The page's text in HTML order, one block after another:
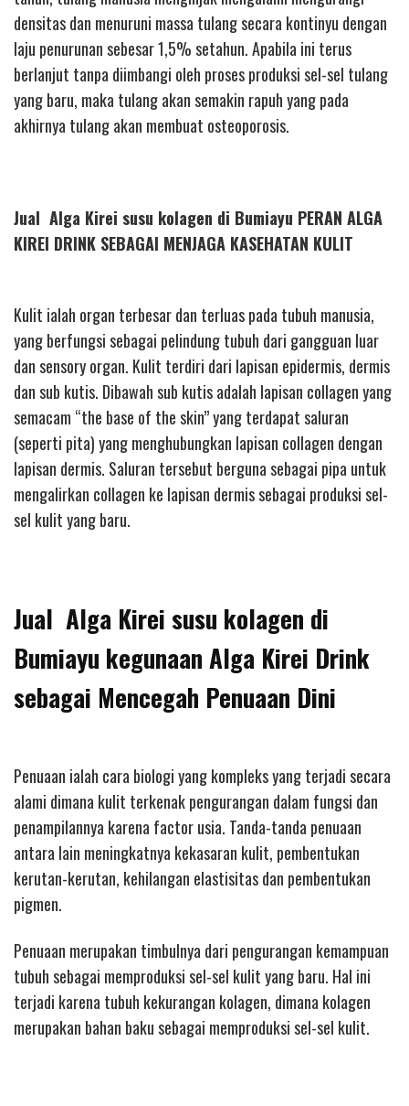
densitas dan menuruni massa tulang secara kontinyu dengan
laju penurunan sebesar 1,5% setahun. Apabila ini terus
berlanjut tanpa diimbangi oleh proses produksi sel-sel tulang
yang baru, maka tulang akan semakin rapuh yang pada
akhirnya tulang akan membuat osteoporosis.
Jual Alga Kirei susu kolagen di Bumiayu PERAN ALGA
KIREI DRINK SEBAGAI MENJAGA KASEHATAN KULIT
Kulit ialah organ terbesar dan terluas pada tubuh manusia,
yang berfungsi sebagai pelindung tubuh dari gangguan luar
dan sensory organ. Kulit terdiri dari lapisan epidermis, dermis
dan sub kutis. Dibawah sub kutis adalah lapisan collagen yang
semacam “the base of the skin” yang terdapat saluran
(seperti pita) yang menghubungkan lapisan collagen dengan
lapisan dermis. Saluran tersebut berguna sebagai pipa untuk
mengalirkan collagen ke lapisan dermis sebagai produksi sel-
sel kulit yang baru.
Jual Alga Kirei susu kolagen di
Bumiayu kegunaan Alga Kirei Drink
sebagai Mencegah Penuaan Dini
Penuaan ialah cara biologi yang kompleks yang terjadi secara
alami dimana kulit terkenak pengurangan dalam fungsi dan
penampilannya karena factor usia. Tanda-tanda penuaan
antara lain meningkatnya kekasaran kulit, pembentukan
kerutan-kerutan, kehilangan elastisitas dan pembentukan
pigmen.
Penuaan merupakan timbulnya dari pengurangan kemampuan
tubuh sebagai memproduksi sel-sel kulit yang baru. Hal ini
terjadi karena tubuh kekurangan kolagen, dimana kolagen
merupakan bahan baku sebagai memproduksi sel-sel kulit.